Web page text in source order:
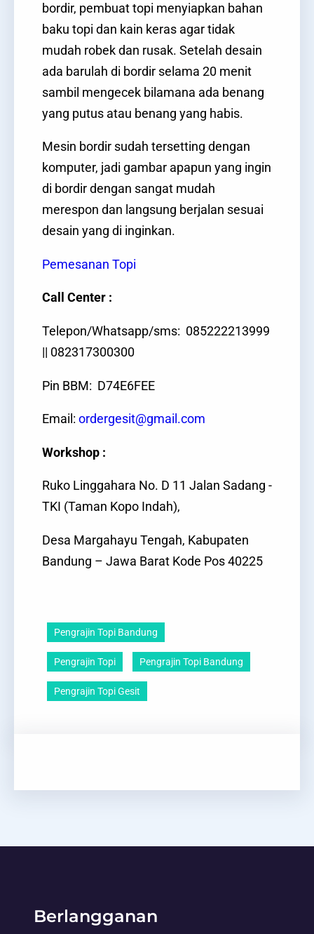
bordir, pembuat topi menyiapkan bahan
baku topi dan kain keras agar tidak
mudah robek dan rusak. Setelah desain
ada barulah di bordir selama 20 menit
sambil mengecek bilamana ada benang
yang putus atau benang yang habis.
Mesin bordir sudah tersetting dengan
komputer, jadi gambar apapun yang ingin
di bordir dengan sangat mudah
merespon dan langsung berjalan sesuai
desain yang di inginkan.
Pemesanan Topi
Call Center :
Telepon/Whatsapp/sms: 085222213999
|| 082317300300
Pin BBM: D74E6FEE
Email: ordergesit@gmail.com
Workshop :
Ruko Linggahara No. D 11 Jalan Sadang -
TKI (Taman Kopo Indah),
Desa Margahayu Tengah, Kabupaten
Bandung – Jawa Barat Kode Pos 40225
Pengrajin Topi Bandung
Pengrajin Topi Pengrajin Topi Bandung
Pengrajin Topi Gesit
Berlangganan